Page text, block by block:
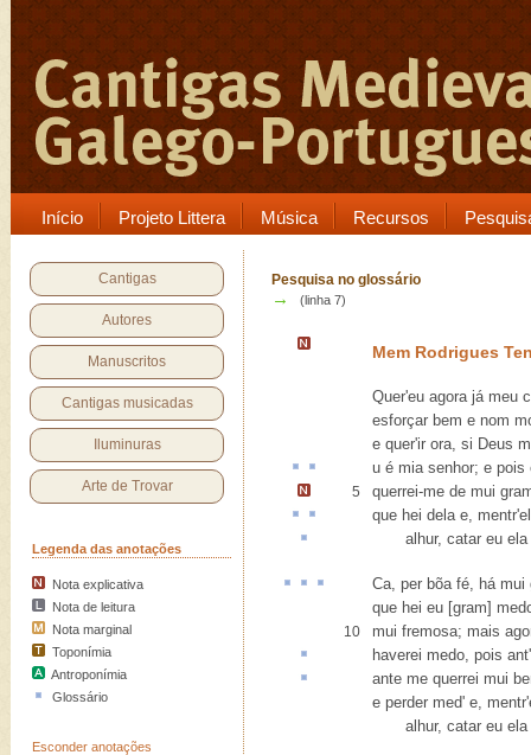
Início Projeto Littera Música Recursos
Cantigas
Autores
Manuscritos
Cantigas musicadas
Iluminuras
Arte de Trovar
Legenda das anotações
Nota explicativa
Nota de leitura
Nota marginal
Toponímia
Antroponímia
Glossário
Esconder anotações
Pesquisa no glossário
→ (linha 7)
Mem Rodrigues
Quer'eu agora já meu
esforçar bem e nom
e quer'ir ora, si Deus
u é mia senhor; e pois
5
querrei-me de mui
que hei delae, mentr
alhur, catar eu
Ca, per bõa fé, há mui
que hei eu [gram]
10
mui fremosa; mais
haverei medo, pois ant
ante me querrei mui
e perder med' e,
alhur, catar eu ela